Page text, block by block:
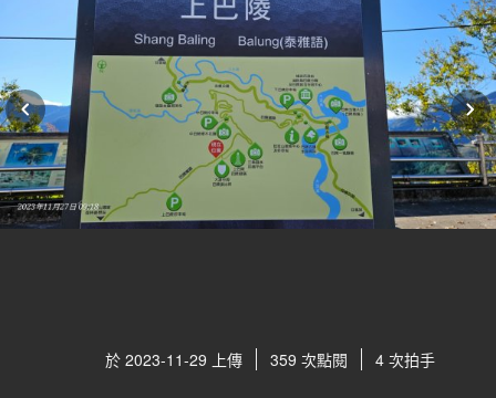
於 2023-11-29 上傳 359 次點閱 4 次拍手